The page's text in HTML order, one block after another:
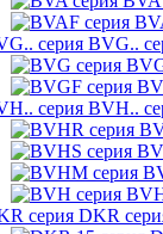
BVG..
BVH..
DKR